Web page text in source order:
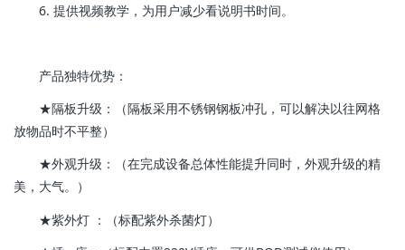
6. 提供视频教学，为用户减少看说明书时间。
产品独特优势：
★隔板升级：（隔板采用不锈钢钢板冲孔，可以解决以往网格
放物品时不平整）
★外观升级：（在完成设备总体性能提升同时，外观升级的精
美，大气。）
★紫外灯 ：（标配紫外杀菌灯）